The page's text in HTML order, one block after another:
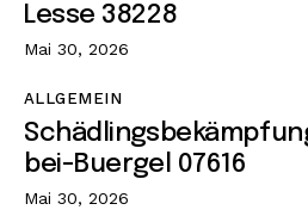
Lesse 38228
Mai 30, 2026
ALLGEMEIN
bei-Buergel 07616
Mai 30, 2026